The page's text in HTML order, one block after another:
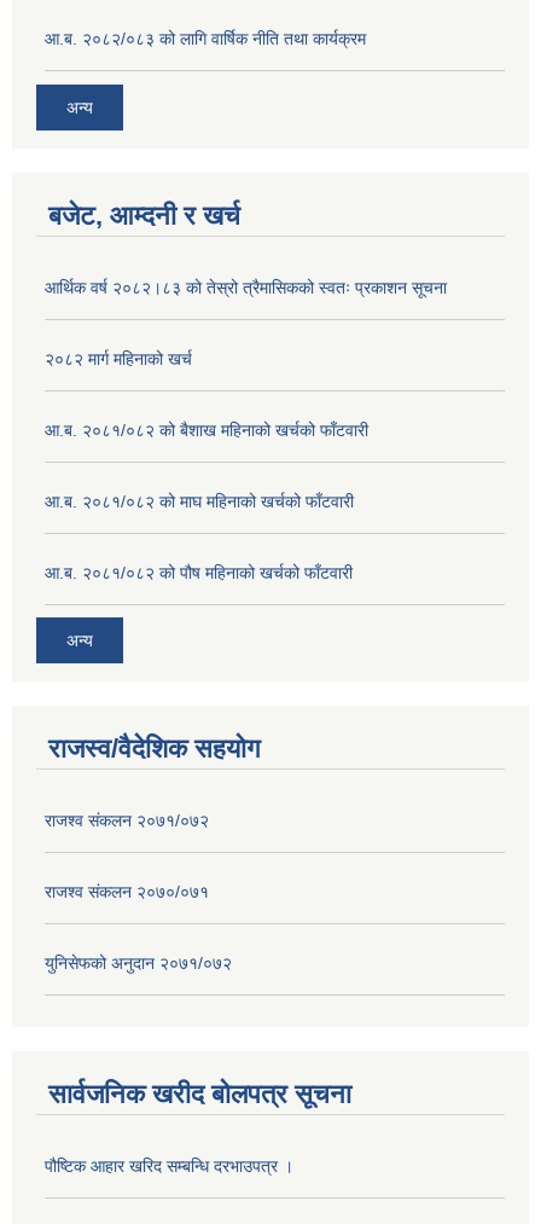
आ.ब. २०८२/०८३ को लागि वार्षिक नीति तथा कार्यक्रम
अन्य
बजेट, आम्दनी र खर्च
आर्थिक वर्ष २०८२।८३ को तेस्रो त्रैमासिकको स्वतः प्रकाशन सूचना
२०८२ मार्ग महिनाको खर्च
आ.ब. २०८१/०८२ को बैशाख महिनाको खर्चको फाँटवारी
आ.ब. २०८१/०८२ को माघ महिनाको खर्चको फाँटवारी
आ.ब. २०८१/०८२ को पौष महिनाको खर्चको फाँटवारी
अन्य
राजस्व/वैदेशिक सहयोग
राजश्व संकलन २०७१/०७२
राजश्व संकलन २०७०/०७१
युनिसेफको अनुदान २०७१/०७२
सार्वजनिक खरीद बोलपत्र सूचना
पौष्टिक आहार खरिद सम्बन्धि दरभाउपत्र ।